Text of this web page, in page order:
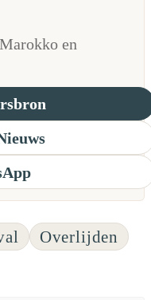
en
Overlijden